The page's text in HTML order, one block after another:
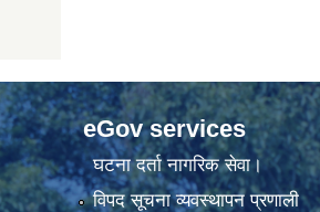
eGov services
घटना दर्ता नागरिक सेवा।
विपद सूचना व्यवस्थापन प्रणाली